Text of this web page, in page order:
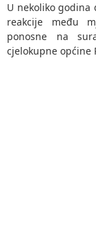
U nekoliko godina
reakcije među
ponosne na
cjelokupne općine